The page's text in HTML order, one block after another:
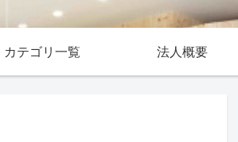
カテゴリ一覧 法人概要